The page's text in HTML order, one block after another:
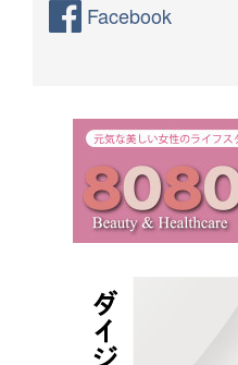
Facebook